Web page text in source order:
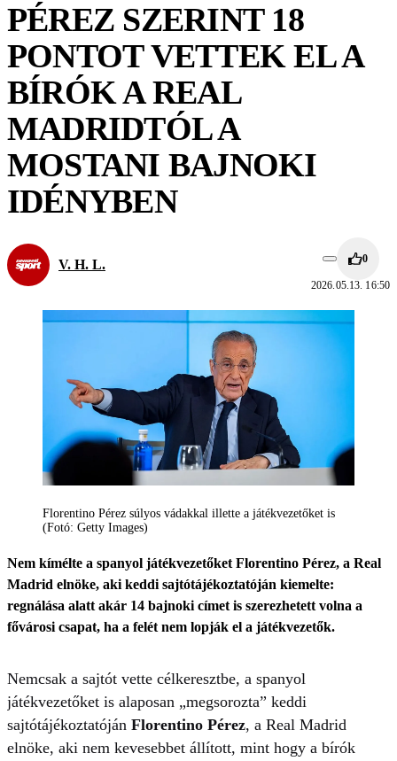
PÉREZ SZERINT 18
PONTOT VETTEK EL A
BÍRÓK A REAL
MADRIDTÓL A
MOSTANI BAJNOKI
IDÉNYBEN
V. H. L. 0
2026.05.13. 16:50
Florentino Pérez súlyos vádakkal illette a játékvezetőket is
(Fotó: Getty Images)
Nem kímélte a spanyol játékvezetőket Florentino Pérez, a Real
Madrid elnöke, aki keddi sajtótájékoztatóján kiemelte:
regnálása alatt akár 14 bajnoki címet is szerezhetett volna a
fővárosi csapat, ha a felét nem lopják el a játékvezetők.
Nemcsak a sajtót vette célkeresztbe, a spanyol
játékvezetőket is alaposan „megsorozta” keddi
sajtótájékoztatóján Florentino Pérez, a Real Madrid
elnöke, aki nem kevesebbet állított, mint hogy a bírók